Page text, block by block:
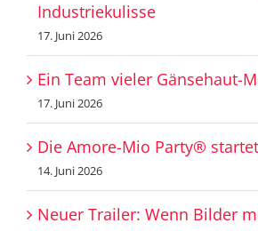
Industriekulisse
17. Juni 2026
Ein Team vieler Gänsehaut-
17. Juni 2026
Die Amore-Mio Party®
14. Juni 2026
Neuer Trailer: Wenn Bilder